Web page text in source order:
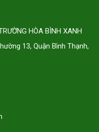
HÒA BÌNH XANH
13, Quận Bình Thạnh,